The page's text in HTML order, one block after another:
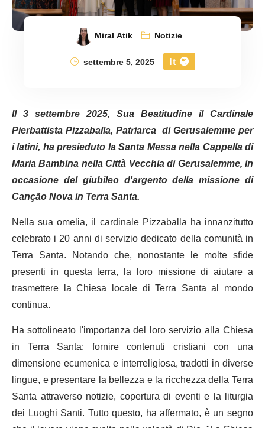
Miral Atik
Notizie
settembre 5, 2025
It
Il 3 settembre 2025, Sua Beatitudine il Cardinale
Pierbattista Pizzaballa, Patriarca di Gerusalemme per
i latini, ha presieduto la Santa Messa nella Cappella di
Maria Bambina nella Città Vecchia di Gerusalemme, in
occasione del giubileo d'argento della missione di
Canção Nova in Terra Santa.
Nella sua omelia, il cardinale Pizzaballa ha innanzitutto
celebrato i 20 anni di servizio dedicato della comunità in
Terra Santa. Notando che, nonostante le molte sfide
presenti in questa terra, la loro missione di aiutare a
trasmettere la Chiesa locale di Terra Santa al mondo
continua.
Ha sottolineato l'importanza del loro servizio alla Chiesa
in Terra Santa: fornire contenuti cristiani con una
dimensione ecumenica e interreligiosa, tradotti in diverse
lingue, e presentare la bellezza e la ricchezza della Terra
Santa attraverso notizie, copertura di eventi e la liturgia
dei Luoghi Santi. Tutto questo, ha affermato, è un segno